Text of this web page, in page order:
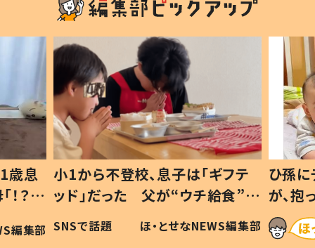
歳息
？」
編集部
小1から不登校、息子は「ギフテ
ッド」だった 父が“ウチ給食”を
作り続ける理由とは #令和の親
#令和の子
SNSで話題 ほ・とせなNEWS編集部
ひ孫
が、
「涙が
い」